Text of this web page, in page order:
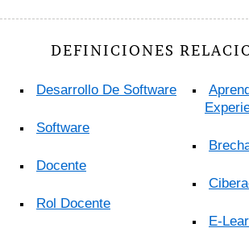
DEFINICIONES
Desarrollo De Software
Software
Docente
Rol Docente
E-